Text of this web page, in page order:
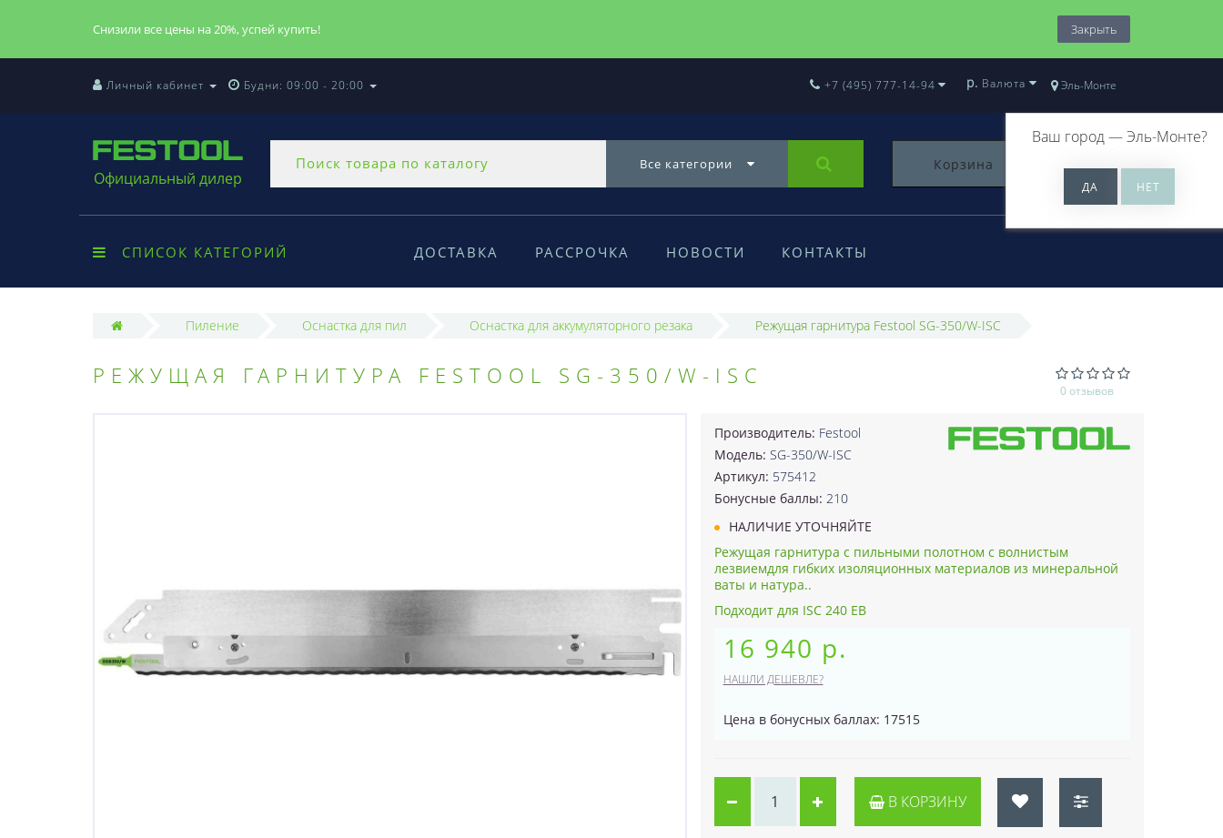
Снизили все цены на 20%, успей купить! Закрыть
Личный кабинет Будни: 09:00 - 20:00 Эль-Монте
Ваш город —Эль-Монте?
+7 (495) 777-14-94 р. Валюта
Официальный дилер
Все категории Корзина 0
СПИСОК КАТЕГОРИЙ ДОСТАВКА РАССРОЧКА НОВОСТИ КОНТАКТЫ
Пиление Оснастка для пил Оснастка для аккумуляторного резака Режущая гарнитура Festool SG-350/W-ISC
РЕЖУЩАЯ ГАРНИТУРА FESTOOL SG-350/W-ISC
0 отзывов
Производитель: Festool
Модель: SG-350/W-ISC
Артикул: 575412
Бонусные баллы: 210
НАЛИЧИЕ УТОЧНЯЙТЕ
Режущая гарнитура с пильными полотном с волнистым
лезвиемдля гибких изоляционных материалов из минеральной
ваты и натура..
Подходит для ISC 240 EB
16 940 р.
НАШЛИ ДЕШЕВЛЕ?
Цена в бонусных баллах: 17515
В КОРЗИНУ